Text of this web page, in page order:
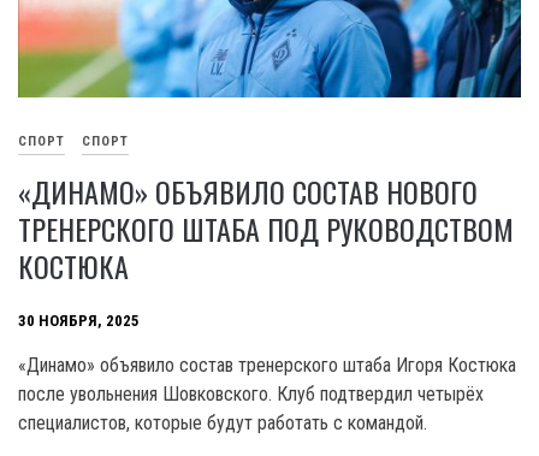
СПОРТ СПОРТ
«ДИНАМО» ОБЪЯВИЛО СОСТАВ НОВОГО
ТРЕНЕРСКОГО ШТАБА ПОД РУКОВОДСТВОМ
КОСТЮКА
30 НОЯБРЯ, 2025
«Динамо» объявило состав тренерского штаба Игоря Костюка
после увольнения Шовковского. Клуб подтвердил четырёх
специалистов, которые будут работать с командой.